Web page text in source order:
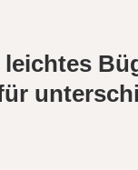
leichtes